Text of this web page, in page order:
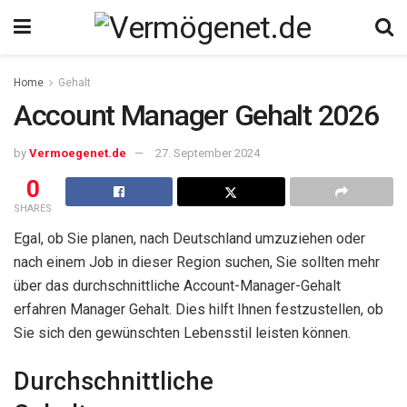
Home Gehalt
Account Manager Gehalt 2026
by Vermoegenet.de 27. September 2024
0
SHARES
Egal, ob Sie planen, nach Deutschland umzuziehen oder
nach einem Job in dieser Region suchen, Sie sollten mehr
über das durchschnittliche Account-Manager-Gehalt
erfahren Manager Gehalt. Dies hilft Ihnen festzustellen, ob
Sie sich den gewünschten Lebensstil leisten können.
Durchschnittliche